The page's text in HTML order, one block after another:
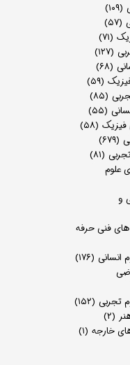
(۱۰۹)
(۵۷)
(۷۱)
(۱۲۷)
(۶۸)
(۵۹)
(۸۵)
(۵۵)
فیزیک (۵۸)
(۶۷۹)
(۸۱)
علوم
و
فنی حرفه
انسانی (۱۷۶)
تجربی (۱۵۲)
(۲)
خارجه (۱)